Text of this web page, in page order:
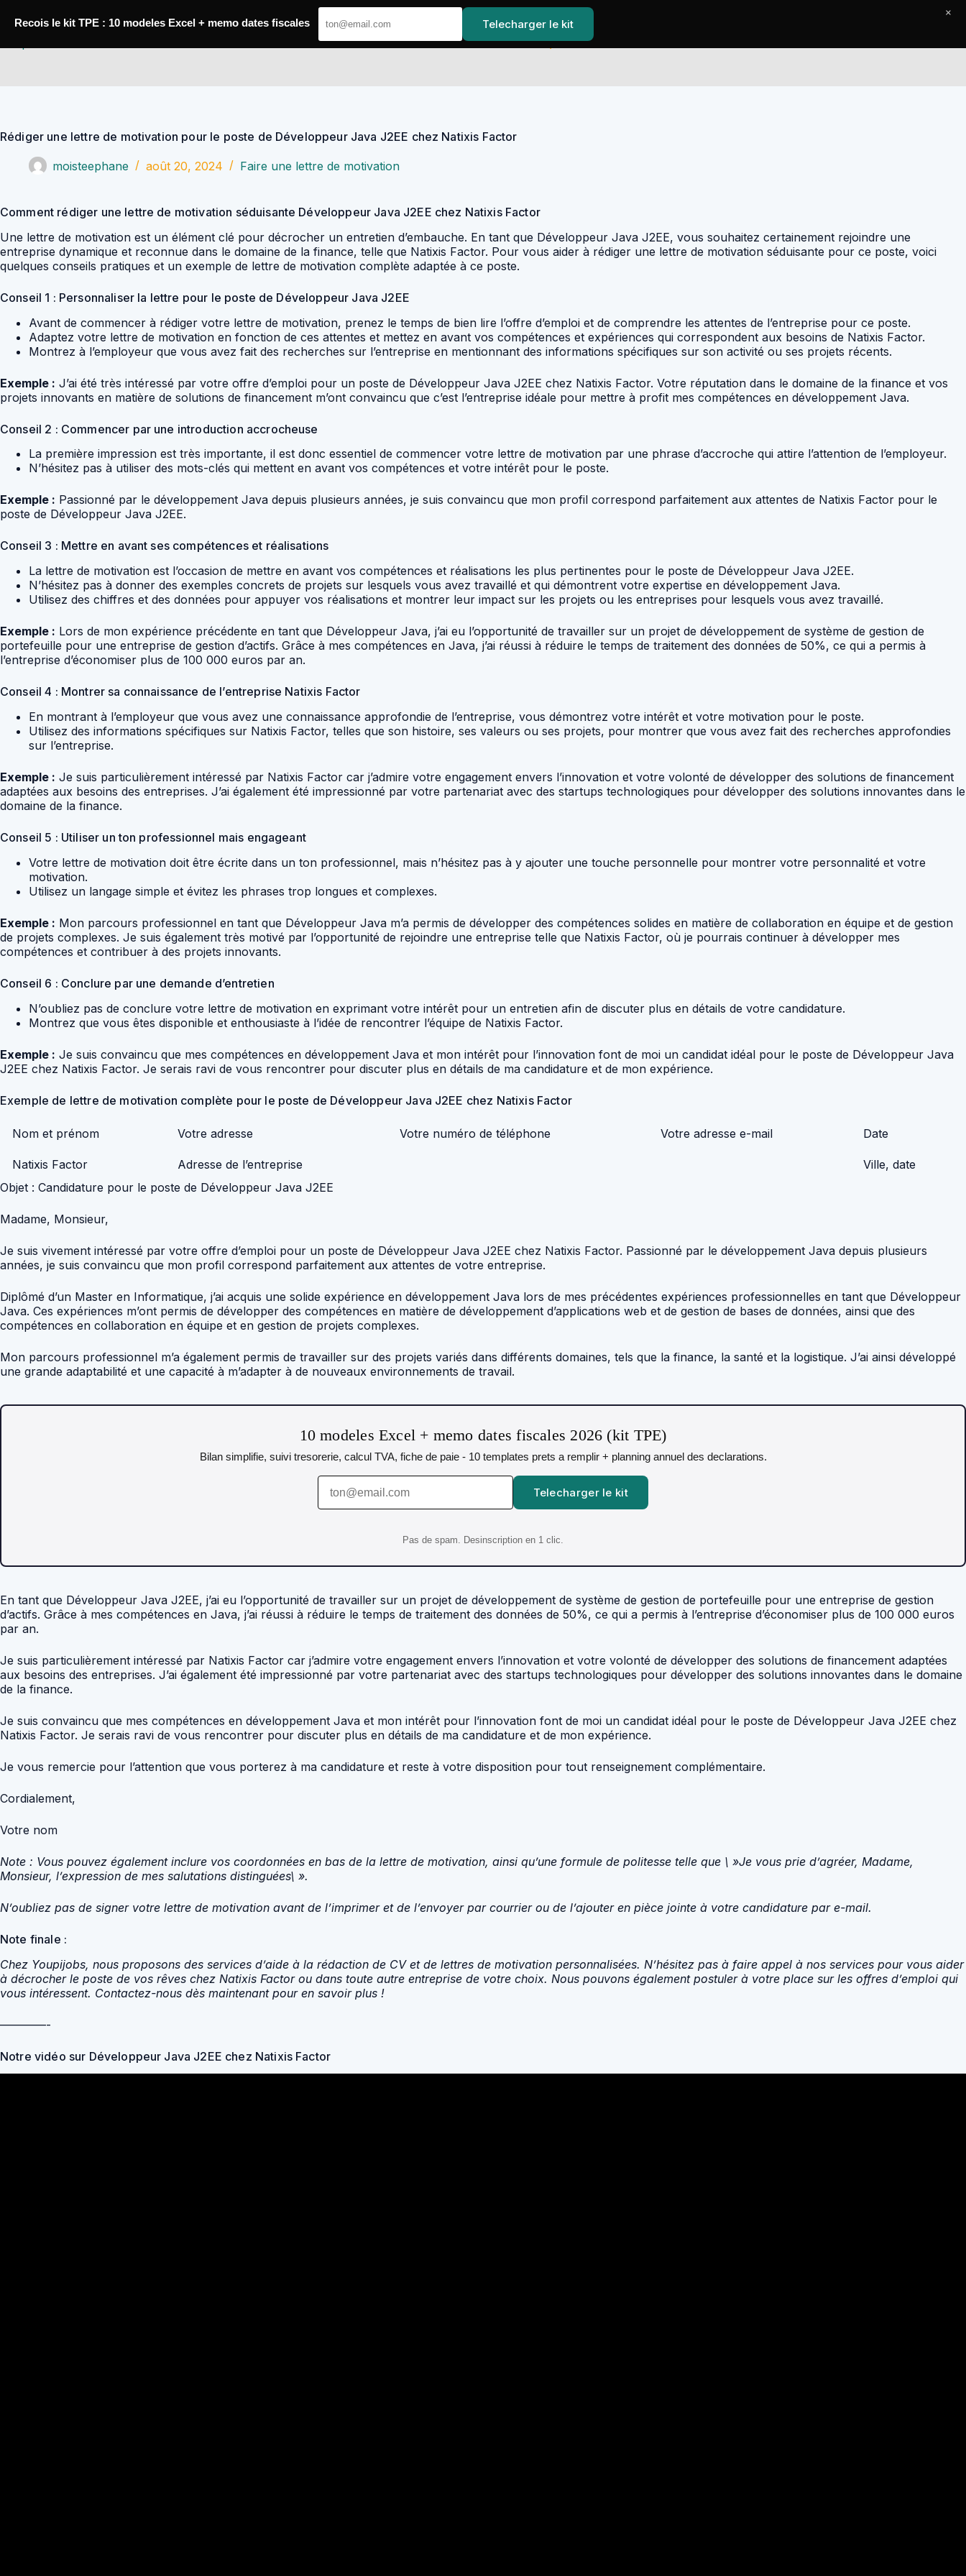
Rédiger une lettre de motivation pour le poste de Développeur Java J2EE chez Natixis Factor
moisteephane août 20, 2024 Faire une lettre de motivation
Comment rédiger une lettre de motivation séduisante Développeur Java J2EE chez Natixis Factor
Une lettre de motivation est un élément clé pour décrocher un entretien d’embauche. En tant que Développeur Java J2EE, vous souhaitez certainement rejoindre une
entreprise dynamique et reconnue dans le domaine de la finance, telle que Natixis Factor. Pour vous aider à rédiger une lettre de motivation séduisante pour ce poste, voici
quelques conseils pratiques et un exemple de lettre de motivation complète adaptée à ce poste.
Conseil 1 : Personnaliser la lettre pour le poste de Développeur Java J2EE
Avant de commencer à rédiger votre lettre de motivation, prenez le temps de bien lire l’offre d’emploi et de comprendre les attentes de l’entreprise pour ce poste.
Adaptez votre lettre de motivation en fonction de ces attentes et mettez en avant vos compétences et expériences qui correspondent aux besoins de Natixis Factor.
Montrez à l’employeur que vous avez fait des recherches sur l’entreprise en mentionnant des informations spécifiques sur son activité ou ses projets récents.
Exemple : J’ai été très intéressé par votre offre d’emploi pour un poste de Développeur Java J2EE chez Natixis Factor. Votre réputation dans le domaine de la finance et vos
projets innovants en matière de solutions de financement m’ont convaincu que c’est l’entreprise idéale pour mettre à profit mes compétences en développement Java.
Conseil 2 : Commencer par une introduction accrocheuse
La première impression est très importante, il est donc essentiel de commencer votre lettre de motivation par une phrase d’accroche qui attire l’attention de l’employeur.
N’hésitez pas à utiliser des mots-clés qui mettent en avant vos compétences et votre intérêt pour le poste.
Exemple : Passionné par le développement Java depuis plusieurs années, je suis convaincu que mon profil correspond parfaitement aux attentes de Natixis Factor pour le
poste de Développeur Java J2EE.
Conseil 3 : Mettre en avant ses compétences et réalisations
La lettre de motivation est l’occasion de mettre en avant vos compétences et réalisations les plus pertinentes pour le poste de Développeur Java J2EE.
N’hésitez pas à donner des exemples concrets de projets sur lesquels vous avez travaillé et qui démontrent votre expertise en développement Java.
Utilisez des chiffres et des données pour appuyer vos réalisations et montrer leur impact sur les projets ou les entreprises pour lesquels vous avez travaillé.
Exemple : Lors de mon expérience précédente en tant que Développeur Java, j’ai eu l’opportunité de travailler sur un projet de développement de système de gestion de
portefeuille pour une entreprise de gestion d’actifs. Grâce à mes compétences en Java, j’ai réussi à réduire le temps de traitement des données de 50%, ce qui a permis à
l’entreprise d’économiser plus de 100 000 euros par an.
Conseil 4 : Montrer sa connaissance de l’entreprise Natixis Factor
En montrant à l’employeur que vous avez une connaissance approfondie de l’entreprise, vous démontrez votre intérêt et votre motivation pour le poste.
Utilisez des informations spécifiques sur Natixis Factor, telles que son histoire, ses valeurs ou ses projets, pour montrer que vous avez fait des recherches approfondies
sur l’entreprise.
Exemple : Je suis particulièrement intéressé par Natixis Factor car j’admire votre engagement envers l’innovation et votre volonté de développer des solutions de financement
adaptées aux besoins des entreprises. J’ai également été impressionné par votre partenariat avec des startups technologiques pour développer des solutions innovantes dans le
domaine de la finance.
Conseil 5 : Utiliser un ton professionnel mais engageant
Votre lettre de motivation doit être écrite dans un ton professionnel, mais n’hésitez pas à y ajouter une touche personnelle pour montrer votre personnalité et votre
motivation.
Utilisez un langage simple et évitez les phrases trop longues et complexes.
Exemple : Mon parcours professionnel en tant que Développeur Java m’a permis de développer des compétences solides en matière de collaboration en équipe et de gestion
de projets complexes. Je suis également très motivé par l’opportunité de rejoindre une entreprise telle que Natixis Factor, où je pourrais continuer à développer mes
compétences et contribuer à des projets innovants.
Conseil 6 : Conclure par une demande d’entretien
N’oubliez pas de conclure votre lettre de motivation en exprimant votre intérêt pour un entretien afin de discuter plus en détails de votre candidature.
Montrez que vous êtes disponible et enthousiaste à l’idée de rencontrer l’équipe de Natixis Factor.
Exemple : Je suis convaincu que mes compétences en développement Java et mon intérêt pour l’innovation font de moi un candidat idéal pour le poste de Développeur Java
J2EE chez Natixis Factor. Je serais ravi de vous rencontrer pour discuter plus en détails de ma candidature et de mon expérience.
Exemple de lettre de motivation complète pour le poste de Développeur Java J2EE chez Natixis Factor
Nom et prénom Votre adresse Votre numéro de téléphone Votre adresse e-mail Date
Natixis Factor Adresse de l’entreprise
Ville, date
Objet : Candidature pour le poste de Développeur Java J2EE
Madame, Monsieur,
Je suis vivement intéressé par votre offre d’emploi pour un poste de Développeur Java J2EE chez Natixis Factor. Passionné par le développement Java depuis plusieurs
années, je suis convaincu que mon profil correspond parfaitement aux attentes de votre entreprise.
Diplômé d’un Master en Informatique, j’ai acquis une solide expérience en développement Java lors de mes précédentes expériences professionnelles en tant que Développeur
Java. Ces expériences m’ont permis de développer des compétences en matière de développement d’applications web et de gestion de bases de données, ainsi que des
compétences en collaboration en équipe et en gestion de projets complexes.
Mon parcours professionnel m’a également permis de travailler sur des projets variés dans différents domaines, tels que la finance, la santé et la logistique. J’ai ainsi développé
une grande adaptabilité et une capacité à m’adapter à de nouveaux environnements de travail.
10 modeles Excel + memo dates fiscales 2026 (kit TPE)
Bilan simplifie, suivi tresorerie, calcul TVA, fiche de paie - 10 templates prets a remplir + planning annuel des declarations.
Telecharger le kit
Pas de spam. Desinscription en 1 clic.
En tant que Développeur Java J2EE, j’ai eu l’opportunité de travailler sur un projet de développement de système de gestion de portefeuille pour une entreprise de gestion
d’actifs. Grâce à mes compétences en Java, j’ai réussi à réduire le temps de traitement des données de 50%, ce qui a permis à l’entreprise d’économiser plus de 100 000 euros
par an.
Je suis particulièrement intéressé par Natixis Factor car j’admire votre engagement envers l’innovation et votre volonté de développer des solutions de financement adaptées
aux besoins des entreprises. J’ai également été impressionné par votre partenariat avec des startups technologiques pour développer des solutions innovantes dans le domaine
de la finance.
Je suis convaincu que mes compétences en développement Java et mon intérêt pour l’innovation font de moi un candidat idéal pour le poste de Développeur Java J2EE chez
Natixis Factor. Je serais ravi de vous rencontrer pour discuter plus en détails de ma candidature et de mon expérience.
Je vous remercie pour l’attention que vous porterez à ma candidature et reste à votre disposition pour tout renseignement complémentaire.
Cordialement,
Votre nom
Note : Vous pouvez également inclure vos coordonnées en bas de la lettre de motivation, ainsi qu’une formule de politesse telle que \ »Je vous prie d’agréer, Madame,
Monsieur, l’expression de mes salutations distinguées\ ».
N’oubliez pas de signer votre lettre de motivation avant de l’imprimer et de l’envoyer par courrier ou de l’ajouter en pièce jointe à votre candidature par e-mail.
Note finale :
Chez Youpijobs, nous proposons des services d’aide à la rédaction de CV et de lettres de motivation personnalisées. N’hésitez pas à faire appel à nos services pour vous aider
à décrocher le poste de vos rêves chez Natixis Factor ou dans toute autre entreprise de votre choix. Nous pouvons également postuler à votre place sur les offres d’emploi qui
vous intéressent. Contactez-nous dès maintenant pour en savoir plus !
————-
Notre vidéo sur Développeur Java J2EE chez Natixis Factor
Recois le kit TPE : 10 modeles Excel + memo dates fiscales Telecharger le kit
×